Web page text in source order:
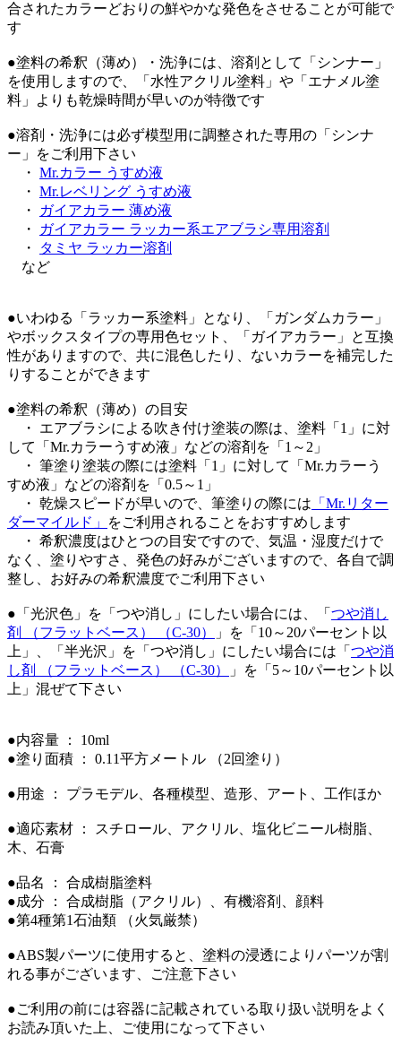
合されたカラーどおりの鮮やかな発色をさせることが可能で
す
●塗料の希釈（薄め）・洗浄には、溶剤として「シンナー」
を使用しますので、「水性アクリル塗料」や「エナメル塗
料」よりも乾燥時間が早いのが特徴です
●溶剤・洗浄には必ず模型用に調整された専用の「シンナ
ー」をご利用下さい
・ Mr.カラー うすめ液
・ Mr.レベリング うすめ液
・
ガイアカラー 薄め液
・
ガイアカラー ラッカー系エアブラシ専用溶剤
・
タミヤ ラッカー溶剤
など
●いわゆる「ラッカー系塗料」となり、「ガンダムカラー」
やボックスタイプの専用色セット、「ガイアカラー」と互換
性がありますので、共に混色したり、ないカラーを補完した
りすることができます
●塗料の希釈（薄め）の目安
・ エアブラシによる吹き付け塗装の際は、塗料「1」に対
して「Mr.カラーうすめ液」などの溶剤を「1～2」
・ 筆塗り塗装の際には塗料「1」に対して「Mr.カラーう
すめ液」などの溶剤を「0.5～1」
・ 乾燥スピードが早いので、筆塗りの際には 「Mr.リター
ダーマイルド」
をご利用されることをおすすめします
・ 希釈濃度はひとつの目安ですので、気温・湿度だけで
なく、塗りやすさ、発色の好みがございますので、各自で調
整し、お好みの希釈濃度でご利用下さい
●「光沢色」を「つや消し」にしたい場合には、「 つや消し
剤 （フラットベース） （C-30）
」を「10～20パーセント以
上」、「半光沢」を「つや消し」にしたい場合には「 つや消
し剤 （フラットベース） （C-30）
」を「5～10パーセント以
上」混ぜて下さい
●内容量 ： 10ml
●塗り面積 ： 0.11平方メートル （2回塗り）
●用途 ： プラモデル、各種模型、造形、アート、工作ほか
●適応素材 ： スチロール、アクリル、塩化ビニール樹脂、
木、石膏
●品名 ： 合成樹脂塗料
●成分 ： 合成樹脂（アクリル）、有機溶剤、顔料
●第4種第1石油類 （火気厳禁）
●ABS製パーツに使用すると、塗料の浸透によりパーツが割
れる事がございます、ご注意下さい
●ご利用の前には容器に記載されている取り扱い説明をよく
お読み頂いた上、ご使用になって下さい